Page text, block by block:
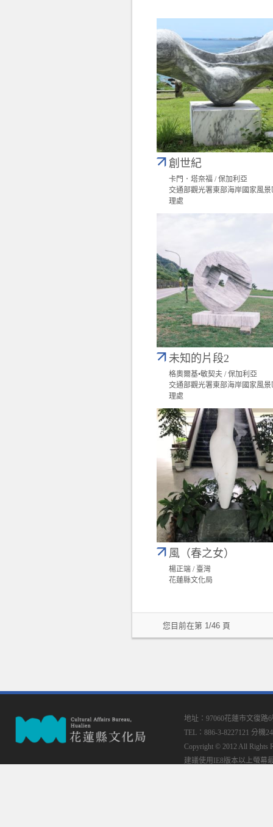
創世紀
卡門．塔奈福 / 保加利亞
交通部觀光署東部海岸國家風景
理處
未知的片段2
格奧爾基•敏契夫 / 保加利亞
交通部觀光署東部海岸國家風景
理處
風（春之女）
楊正端 / 臺灣
花蓮縣文化局
您目前在第 1/46 頁
地址：97060花蓮市文復路
TEL：886-3-8227121 分機
Copyright © 2012 All Rights
建議使用IE8版本以上螢幕